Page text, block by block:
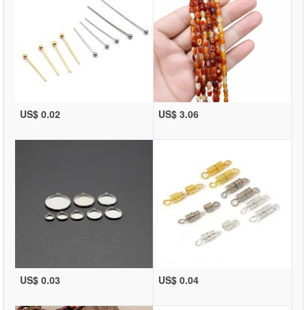
US$ 0.02 US$ 3.06
US$ 0.03 US$ 0.04